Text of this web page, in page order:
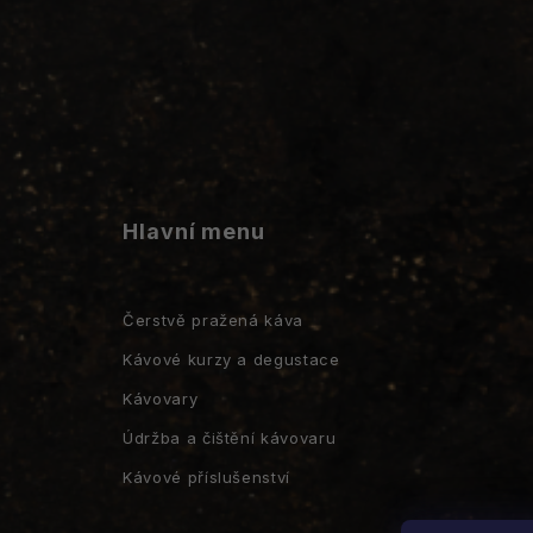
Hlavní menu
Čerstvě pražená káva
Kávové kurzy a degustace
Kávovary
Údržba a čištění kávovaru
Kávové příslušenství